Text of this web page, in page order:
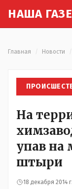
НАША Г
Главная Новости
На
упав на
штыри
18 декабря 2014